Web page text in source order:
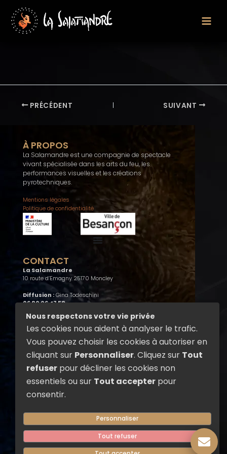
contenu
PRÉCÉDENT SUIVANT
À PROPOS
La Salamandre est une compagnie de spectacle
vivant spécialisée dans les arts du feu, les
performances visuelles et les créations
pyrotechniques.
Mentions légales
Politique de confidentialité
CONTACT
La Salamandre
10 route d’Emagny 25170 Moncley
Diffusion :Gina Todeschini
06 80 06 47 58
Administration : Elisabeth Henry
admin@la-salamandre.com
RÉSEAUX SOCIAUX
Suivez La Salamandre sur les
actualités, nos spectacles de feu,
compagnie.
F
a
c
Y
o
u
Nous respectons votre vie privée
Les cookies nous aident à analyser le trafic.
Vous pouvez choisir les cookies à autoriser en
cliquant sur Personnaliser. Cliquez sur Tout
refuserpour décliner les cookies non
essentiels ou sur Tout accepterpour
consentir.
Personnaliser
Tout refuser